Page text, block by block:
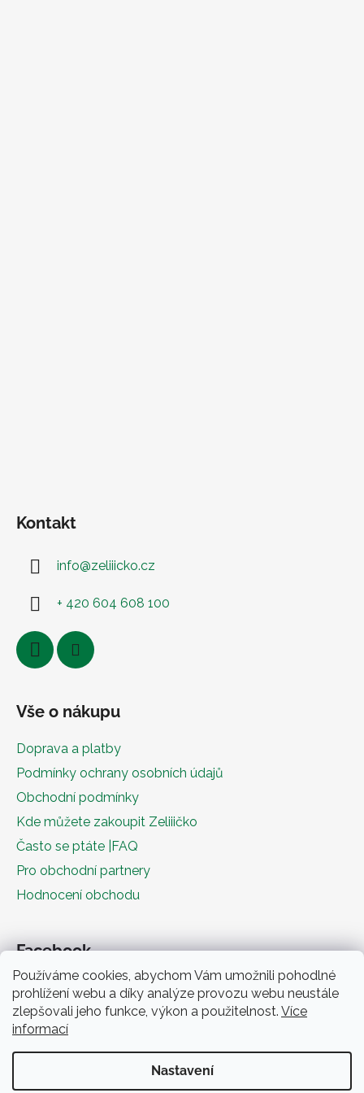
Používáme cookies, abychom Vám umožnili pohodlné
prohlížení webu a díky analýze provozu webu neustále
zlepšovali jeho funkce, výkon a použitelnost. Více
informací
Nastavení
Kontakt
info@zeliiicko.cz
+ 420 604 608 100
Vše o nákupu
Doprava a platby
Podmínky ochrany osobních údajů
Obchodní podmínky
Kde můžete zakoupit Zeliiičko
Často se ptáte |FAQ
Pro obchodní partnery
Hodnocení obchodu
Facebook
Obchodní podmínky